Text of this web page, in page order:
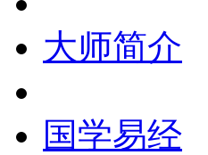
大师简介
国学易经